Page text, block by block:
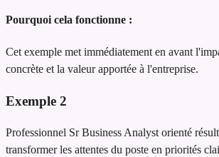
Pourquoi cela fonctionne :
Cet exemple met immédiatement en avant
concrète et la valeur apportée à l'entreprise.
Exemple 2
Professionnel Sr Business Analyst orienté
transformer les attentes du poste en priorités